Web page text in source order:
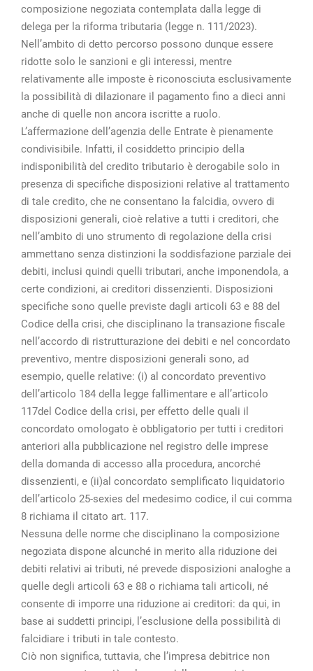
composizione negoziata contemplata dalla legge di
delega per la riforma tributaria (legge n. 111/2023).
Nell’ambito di detto percorso possono dunque essere
ridotte solo le sanzioni e gli interessi, mentre
relativamente alle imposte è riconosciuta esclusivamente
la possibilità di dilazionare il pagamento fino a dieci anni
anche di quelle non ancora iscritte a ruolo.
L’affermazione dell’agenzia delle Entrate è pienamente
condivisibile. Infatti, il cosiddetto principio della
indisponibilità del credito tributario è derogabile solo in
presenza di specifiche disposizioni relative al trattamento
di tale credito, che ne consentano la falcidia, ovvero di
disposizioni generali, cioè relative a tutti i creditori, che
nell’ambito di uno strumento di regolazione della crisi
ammettano senza distinzioni la soddisfazione parziale dei
debiti, inclusi quindi quelli tributari, anche imponendola, a
certe condizioni, ai creditori dissenzienti. Disposizioni
specifiche sono quelle previste dagli articoli 63 e 88 del
Codice della crisi, che disciplinano la transazione fiscale
nell’accordo di ristrutturazione dei debiti e nel concordato
preventivo, mentre disposizioni generali sono, ad
esempio, quelle relative: (i) al concordato preventivo
dell’articolo 184 della legge fallimentare e all’articolo
117del Codice della crisi, per effetto delle quali il
concordato omologato è obbligatorio per tutti i creditori
anteriori alla pubblicazione nel registro delle imprese
della domanda di accesso alla procedura, ancorché
dissenzienti, e (ii)al concordato semplificato liquidatorio
dell’articolo 25-sexies del medesimo codice, il cui comma
8 richiama il citato art. 117.
Nessuna delle norme che disciplinano la composizione
negoziata dispone alcunché in merito alla riduzione dei
debiti relativi ai tributi, né prevede disposizioni analoghe a
quelle degli articoli 63 e 88 o richiama tali articoli, né
consente di imporre una riduzione ai creditori: da qui, in
base ai suddetti principi, l’esclusione della possibilità di
falcidiare i tributi in tale contesto.
Ciò non significa, tuttavia, che l’impresa debitrice non